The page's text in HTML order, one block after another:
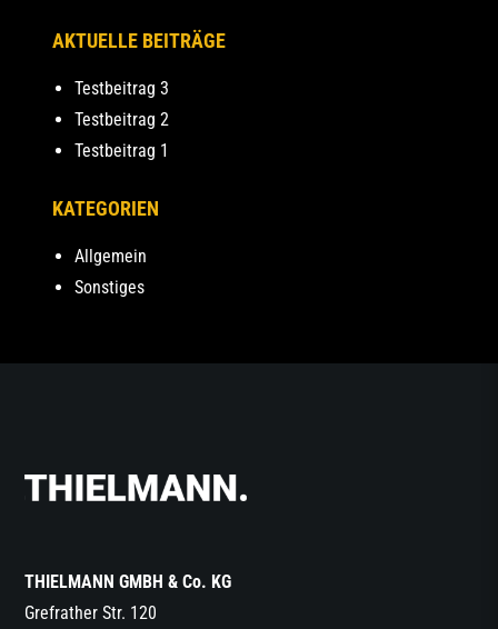
AKTUELLE BEITRÄGE
Testbeitrag 3
Testbeitrag 2
Testbeitrag 1
KATEGORIEN
Allgemein
Sonstiges
THIELMANN GMBH & Co. KG
Grefrather Str. 120